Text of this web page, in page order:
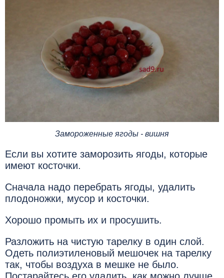
Замороженные ягоды - вишня
Если вы хотите заморозить ягоды, которые
имеют косточки.
Сначала надо перебрать ягоды, удалить
плодоножки, мусор и косточки.
Хорошо промыть их и просушить.
Разложить на чистую тарелку в один слой.
Одеть полиэтиленовый мешочек на тарелку
так, чтобы воздуха в мешке не было.